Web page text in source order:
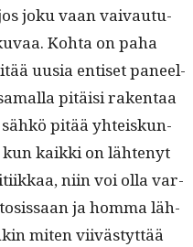
joku vaan vaivau­tu­
Koh­ta on paha
uusia entiset paneel­
pitäisi rak­en­taa
pitää yhteiskun­
kaik­ki on läht­enyt
niin voi olla var­
ja hom­ma läh­
miten viivästyt­tää